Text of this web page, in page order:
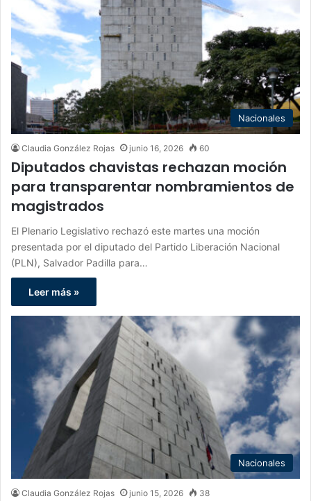
Nacionales
Claudia González Rojas junio 16, 2026 60
Diputados chavistas rechazan moción
para transparentar nombramientos de
magistrados
El Plenario Legislativo rechazó este martes una moción
presentada por el diputado del Partido Liberación Nacional
(PLN), Salvador Padilla para…
Leer más »
Nacionales
Claudia González Rojas junio 15, 2026 38